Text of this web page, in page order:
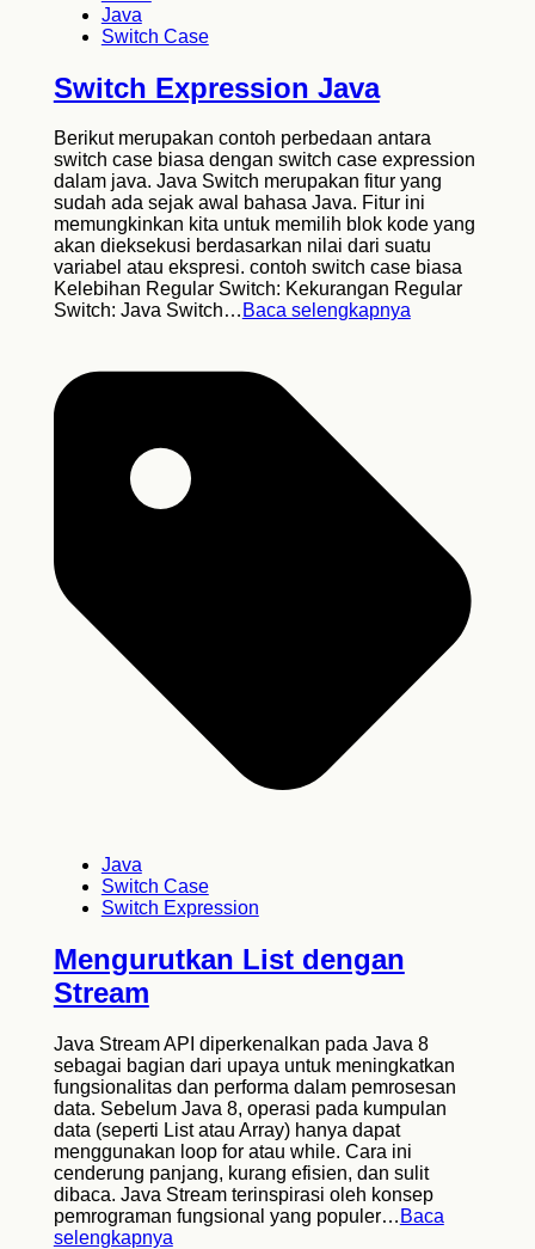
Java
Switch Case
Switch Expression Java
Berikut merupakan contoh perbedaan antara
switch case biasa dengan switch case expression
dalam java. Java Switch merupakan fitur yang
sudah ada sejak awal bahasa Java. Fitur ini
memungkinkan kita untuk memilih blok kode yang
akan dieksekusi berdasarkan nilai dari suatu
variabel atau ekspresi. contoh switch case biasa
Kelebihan Regular Switch: Kekurangan Regular
Switch: Java Switch… Baca selengkapnya
Java
Switch Case
Switch Expression
Mengurutkan List dengan
Stream
Java Stream API diperkenalkan pada Java 8
sebagai bagian dari upaya untuk meningkatkan
fungsionalitas dan performa dalam pemrosesan
data. Sebelum Java 8, operasi pada kumpulan
data (seperti List atau Array) hanya dapat
menggunakan loop for atau while. Cara ini
cenderung panjang, kurang efisien, dan sulit
dibaca. Java Stream terinspirasi oleh konsep
pemrograman fungsional yang populer… Baca
selengkapnya